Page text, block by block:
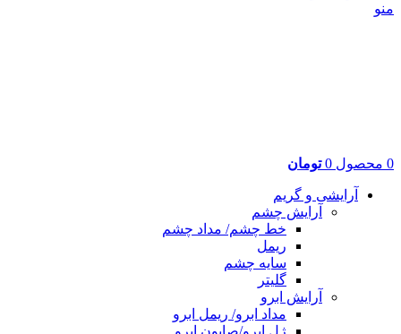
منو
0 محصول 0 تومان
آرایشی و گریم
آرایش چشم
خط چشم/ مداد چشم
ریمل
سایه چشم
گلیتر
آرایش ابرو
مداد ابرو/ ریمل ابرو
ژل ابرو/صابون ابرو